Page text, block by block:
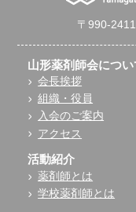
〒990-
山形薬剤師会につい
会長挨拶
組織・役員
入会のご案内
アクセス
活動紹介
薬剤師とは
学校薬剤師とは